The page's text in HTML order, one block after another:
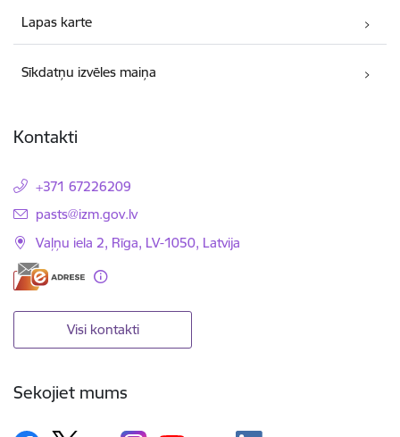
Lapas karte
Sīkdatņu izvēles maiņa
Kontakti
+371 67226209
E-pasts:
pasts@izm.gov.lv
Vaļņu iela 2, Rīga, LV-1050, Latvija
Visi kontakti
Sekojiet mums